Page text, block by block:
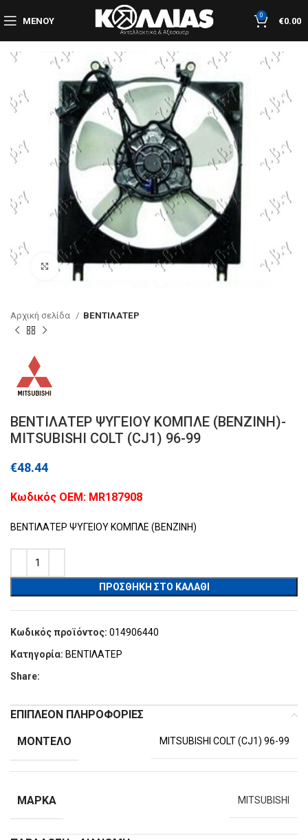
ΜΕΝΟΎ
0
€0.00
Κλικ για μεγέθυνση
Αρχική σελίδα ΒΕΝΤΙΛΑΤΕΡ
ΒΕΝΤΙΛΑΤΕΡ ΨΥΓΕΙΟΥ ΚΟΜΠΛΕ (ΒΕΝΖΙΝΗ)-
MITSUBISHI COLT (CJ1) 96-99
€48.44
Kωδικός ΟΕΜ: MR187908
ΒΕΝΤΙΛΑΤΕΡ ΨΥΓΕΙΟΥ ΚΟΜΠΛΕ (ΒΕΝΖΙΝΗ)
ΠΡΟΣΘΉΚΗ ΣΤΟ ΚΑΛΆΘΙ
Κωδικός προϊόντος: 014906440
Κατηγορία: ΒΕΝΤΙΛΑΤΕΡ
Share:
ΕΠΙΠΛΈΟΝ ΠΛΗΡΟΦΟΡΊΕΣ
ΜΟΝΤΈΛΟ MITSUBISHI COLT (CJ1) 96-99
ΜΆΡΚΑ MITSUBISHI